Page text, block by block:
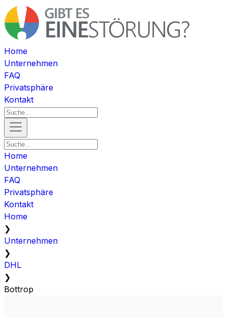
Home
Unternehmen
FAQ
Privatsphäre
Kontakt
Home
Unternehmen
FAQ
Privatsphäre
Kontakt
Home
❯
Unternehmen
❯
DHL
❯
Bottrop